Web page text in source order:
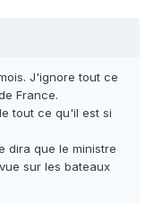
J'ignore tout ce
France.
tout ce qu'il est si
dira que le ministre
sur les bateaux